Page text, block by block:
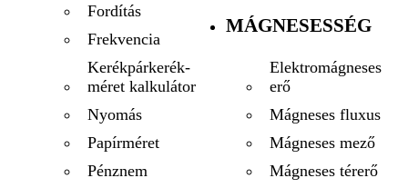
Fordítás
Frekvencia
Kerékpárkerék-
méret kalkulátor
Nyomás
Papírméret
Pénznem
MÁGNESESSÉG
Elektromágneses
erő
Mágneses fluxus
Mágneses mező
Mágneses térerő